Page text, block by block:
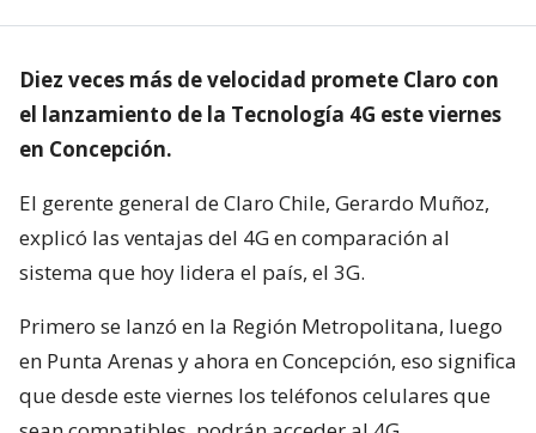
Diez veces más de velocidad promete Claro con
el lanzamiento de la Tecnología 4G este viernes
en Concepción.
El gerente general de Claro Chile, Gerardo Muñoz,
explicó las ventajas del 4G en comparación al
sistema que hoy lidera el país, el 3G.
Primero se lanzó en la Región Metropolitana, luego
en Punta Arenas y ahora en Concepción, eso significa
que desde este viernes los teléfonos celulares que